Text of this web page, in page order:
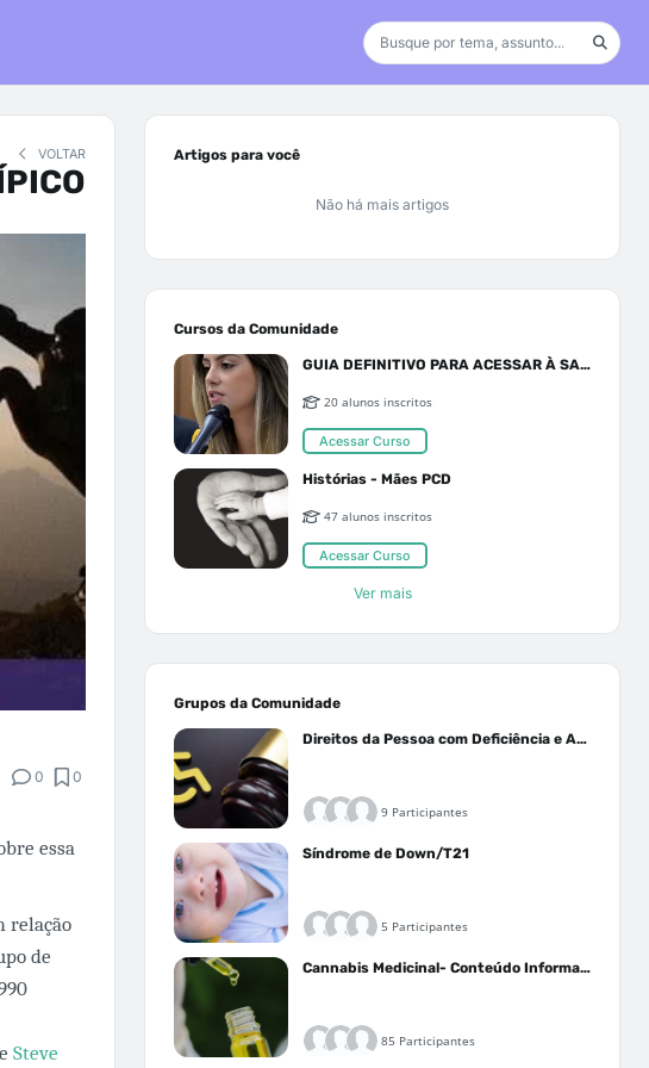
VOLTAR
0 0
essa
relação
de
Steve
Artigos para você
Não há mais artigos
Cursos da Comunidade
GUIA DEFINITIVO PARA ACESSAR À SAÚDE PELO SUS OU PLANO DE SAÚDE
20 alunos inscritos
Acessar Curso
Histórias - Mães PCD
47 alunos inscritos
Acessar Curso
Ver mais
Grupos da Comunidade
Direitos da Pessoa com Deficiência e Autistas
9 Participantes
Síndrome de Down/T21
5 Participantes
Cannabis Medicinal- Conteúdo Informativo
85 Participantes